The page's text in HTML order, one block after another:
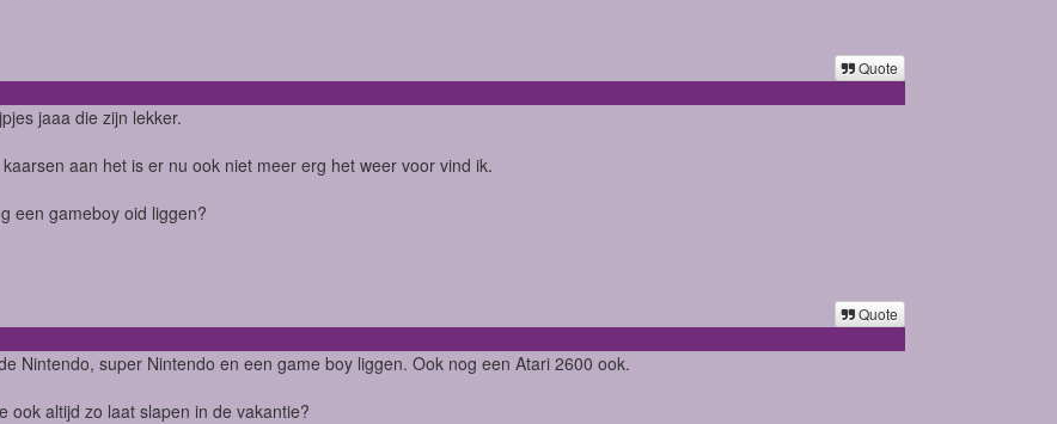
Quote
jaaa die zijn lekker.
aan het is er nu ook niet meer erg het weer voor vind ik.
een gameboy oid liggen?
Quote
Nintendo, super Nintendo en een game boy liggen. Ook nog een Atari 2600 ook.
ook altijd zo laat slapen in de vakantie?